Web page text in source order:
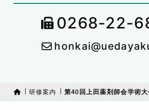
0268-22-
研修案内 第40回上田薬剤師会学術大